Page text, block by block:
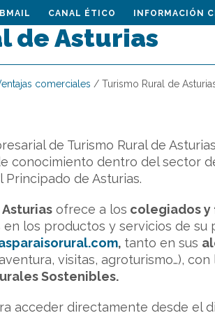
CANAL ÉTICO INFORMACIÓN
de Asturias
comerciales / Turismo Rural de
de Turismo Rural de
conocimiento dentro del sector
Principado de Asturias.
ofrece a los colegiados y
en los productos y servicios de su
, tanto en sus
visitas, agroturismo…),
Sostenibles.
acceder directamente desde el